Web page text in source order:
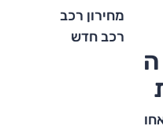
מחירון רכב
רכב חדש
הסמויים
מסתתר עסק רווחי